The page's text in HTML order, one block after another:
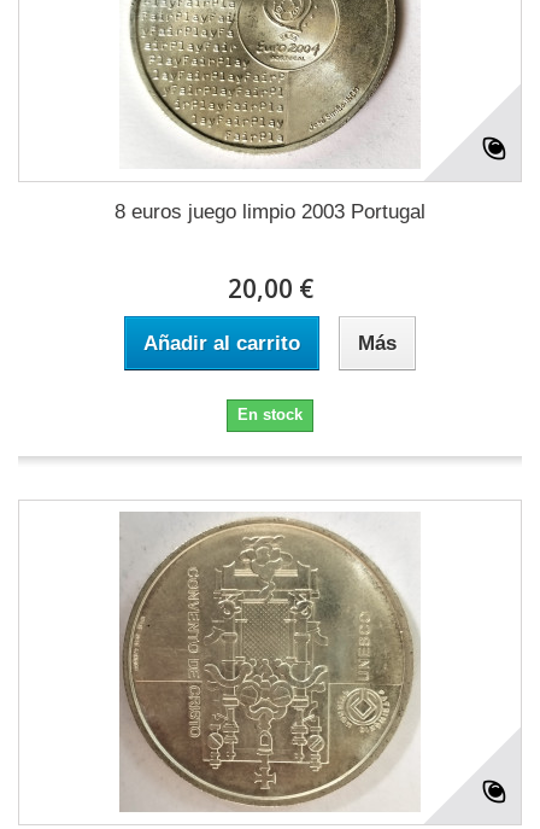
8 euros juego limpio 2003 Portugal
20,00 €
Añadir al carrito Más
En stock